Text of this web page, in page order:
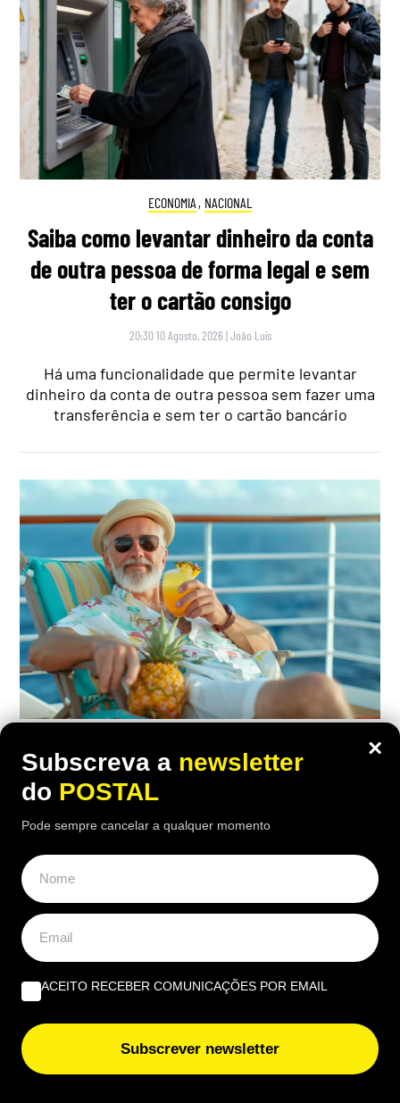
ECONOMIA , NACIONAL
Saiba como levantar dinheiro da conta
de outra pessoa de forma legal e sem
ter o cartão consigo
20:30 10 Agosto, 2026 |João Luís
Há uma funcionalidade que permite levantar
dinheiro da conta de outra pessoa sem fazer uma
transferência e sem ter o cartão bancário
“Com 1.000€/mês temos tudo aqui”:
reformados franceses rendidos a
destino paradisíaco a 2 h de Portugal
onde a vida é barata e há 300 dias de
sol por ano
Reformados franceses vão 'esquecendo' a Europa
e optando por este destino onde o custo de vida é
×
Subscreva a newsletter
do POSTAL
Pode sempre cancelar a qualquer momento
ACEITO RECEBER COMUNICAÇÕES POR EMAIL
Subscrever newsletter